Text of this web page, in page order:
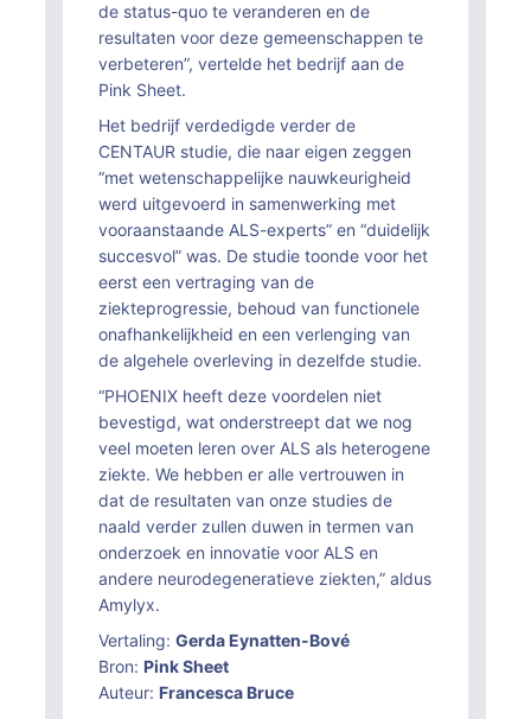
de status-quo te veranderen en de
resultaten voor deze gemeenschappen te
verbeteren”, vertelde het bedrijf aan de
Pink Sheet.
Het bedrijf verdedigde verder de
CENTAUR studie, die naar eigen zeggen
“met wetenschappelijke nauwkeurigheid
werd uitgevoerd in samenwerking met
vooraanstaande ALS-experts” en “duidelijk
succesvol” was. De studie toonde voor het
eerst een vertraging van de
ziekteprogressie, behoud van functionele
onafhankelijkheid en een verlenging van
de algehele overleving in dezelfde studie.
“PHOENIX heeft deze voordelen niet
bevestigd, wat onderstreept dat we nog
veel moeten leren over ALS als heterogene
ziekte. We hebben er alle vertrouwen in
dat de resultaten van onze studies de
naald verder zullen duwen in termen van
onderzoek en innovatie voor ALS en
andere neurodegeneratieve ziekten,” aldus
Amylyx.
Vertaling: Gerda Eynatten-Bové
Bron: Pink Sheet
Auteur: Francesca Bruce